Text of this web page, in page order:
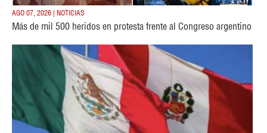
AGO 07, 2026 | NOTICIAS
Más de mil 500 heridos en protesta frente al Congreso argentino